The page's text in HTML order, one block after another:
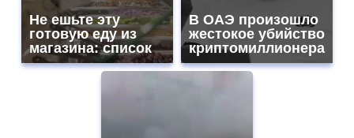
Не ешьте эту
готовую еду из
магазина: список
В ОАЭ произошло
жестокое убийство
криптомиллионера